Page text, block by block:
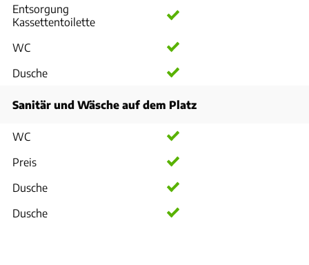
Entsorgung
Kassettentoilette
WC
Dusche
Sanitär und Wäsche auf dem Platz
WC
Preis
Dusche
Dusche